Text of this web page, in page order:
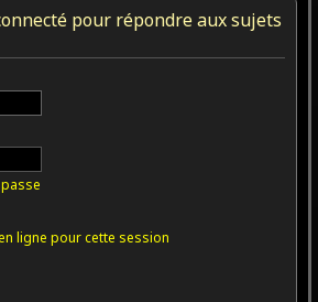
pour répondre aux sujets
ligne pour cette session